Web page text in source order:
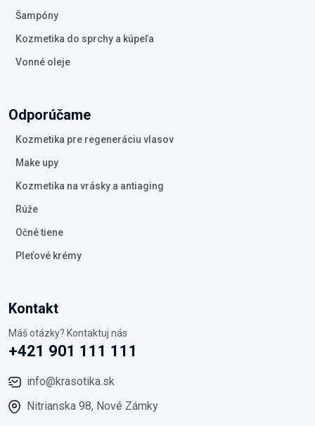
Šampóny
Kozmetika do sprchy a kúpeľa
Vonné oleje
Odporúčame
Kozmetika pre regeneráciu vlasov
Make upy
Kozmetika na vrásky a antiaging
Rúže
Očné tiene
Pleťové krémy
Kontakt
Máš otázky? Kontaktuj nás
+421 901 111 111
info@krasotika.sk
Nitrianska 98, Nové Zámky